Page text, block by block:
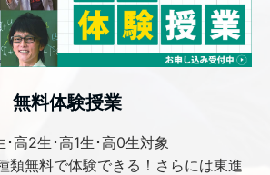
無料体験授業
･高2生･高1生･高0生対象
類無料で体験できる！さらには東進